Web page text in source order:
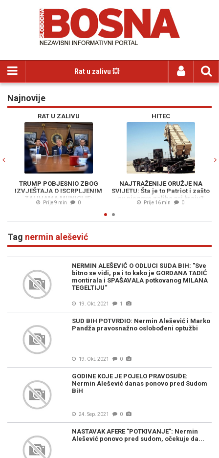
Rat u zalivu 💥
Najnovije
RAT U ZALIVU
TRUMP POBJESNIO ZBOG
IZVJEŠTAJA O ISCRPLJENIM
ZALIHAMA MUNICIJE:
Predsjednik SAD-a vjeruje da ga
to slabi u pregovorima s Iranom
Prije 9 min 0
HITEC
NAJTRAŽENIJE ORUŽJE NA
SVIJETU: Šta je to Patriot i zašto
su njegove zalihe pri kraju?
Prije 16 min 0
Tag nermin alešević
NERMIN ALEŠEVIĆ O ODLUCI SUDA BIH: "Sve
bitno se vidi, pa i to kako je GORDANA TADIĆ
montirala i SPAŠAVALA potkovanog MILANA
TEGELTIJU“
19. Okt. 2021 1
SUD BIH POTVRDIO: Nermin Alešević i Marko
Pandža pravosnažno oslobođeni optužbi
19. Okt. 2021 0
GODINE KOJE JE POJELO PRAVOSUĐE:
Nermin Alešević danas ponovo pred Sudom
BiH
24. Sep. 2021 0
NASTAVAK AFERE "POTKIVANJE": Nermin
Alešević ponovo pred sudom, očekuje da...